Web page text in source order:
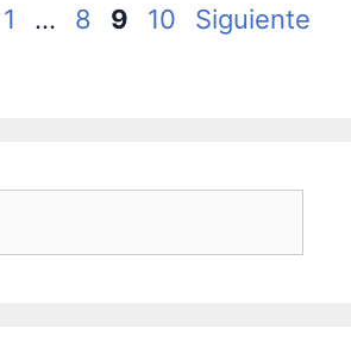
Página
1 … Página
8 Página
9 Página
10
Siguiente